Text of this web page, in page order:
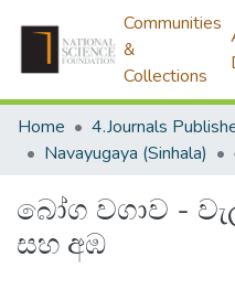
Communities
&
Collections
Home
Navayugaya (Sinhala)
බෝග වගාව -
සහ අඹ